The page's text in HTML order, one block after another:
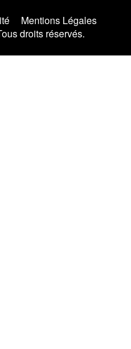
Mentions Légales
droits réservés.